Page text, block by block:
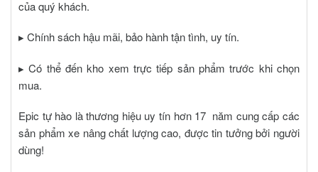
của quý khách.
▸ Chính sách hậu mãi, bảo hành tận tình, uy tín.
▸ Có thể đến kho xem trực tiếp sản phẩm trước khi chọn
mua.
Epic tự hào là thương hiệu uy tín hơn 17 năm cung cấp các
sản phẩm xe nâng chất lượng cao, được tin tưởng bởi người
dùng!